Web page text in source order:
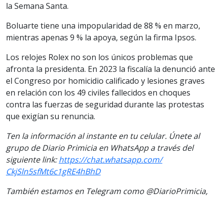
la Semana Santa.
Boluarte tiene una impopularidad de 88 % en marzo,
mientras apenas 9 % la apoya, según la firma Ipsos.
Los relojes Rolex no son los únicos problemas que
afronta la presidenta. En 2023 la fiscalía la denunció ante
el Congreso por homicidio calificado y lesiones graves
en relación con los 49 civiles fallecidos en choques
contra las fuerzas de seguridad durante las protestas
que exigían su renuncia.
Ten la información al instante en tu celular. Únete al
grupo de Diario Primicia en WhatsApp a través del
siguientelink:https://chat.whatsapp.com/
CkjSln5sfMt6c1gRE4hBhD
También estamos en Telegram como @DiarioPrimicia,